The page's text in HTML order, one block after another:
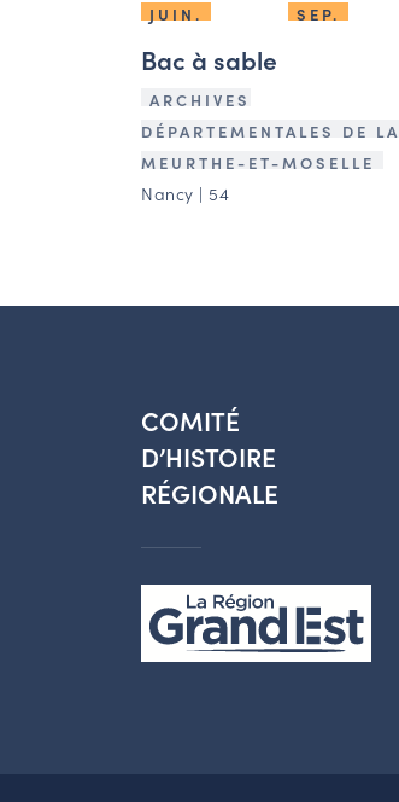
JUIN. SEP.
Bac à sable
ARCHIVES
DÉPARTEMENTALES DE LA
MEURTHE-ET-MOSELLE
Nancy | 54
COMITÉ
D’HISTOIRE
RÉGIONALE